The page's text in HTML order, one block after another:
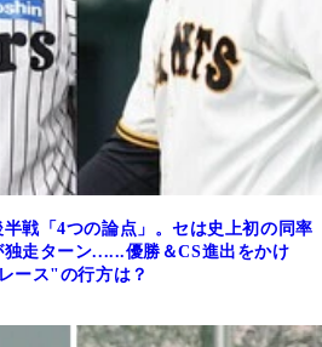
戦「4つの論点」。セは史上初の同率
走ターン......優勝＆CS進出をかけ
ース"の行方は？